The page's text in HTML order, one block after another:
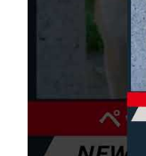
犬猫は体温調
出る…そんなと